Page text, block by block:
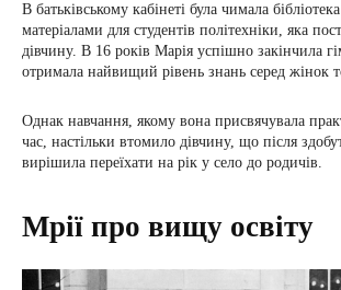
В батьківському кабінеті була чимала
матеріалами для студентів політехніки, яка
дівчину. В 16 років Марія успішно закінчила
отримала найвищий рівень знань серед жінок
Однак навчання, якому вона присвячувала
час, настільки втомило дівчину, що після
вирішила переїхати на рік у село до родичів.
Мрії про вищу освіту